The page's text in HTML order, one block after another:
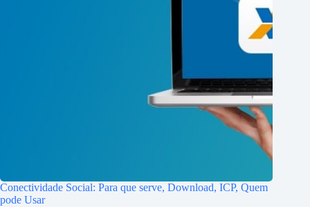
Conectividade Social: Para que serve, Download, ICP, Quem
pode Usar